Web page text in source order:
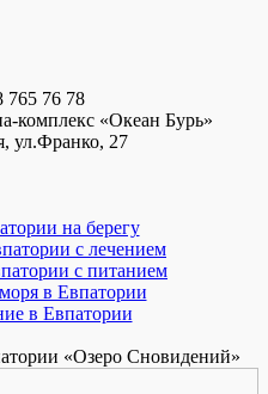
765 76 78
комплекс «Океан Бурь»
ул.Франко, 27
на берегу
с лечением
с питанием
в Евпатории
в Евпатории
«Озеро Сновидений»